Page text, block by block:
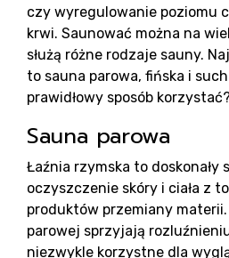
czy wyregulowanie poziomu
krwi. Saunować można na
służą różne rodzaje sauny.
to sauna parowa, fińska i
prawidłowy sposób korzystać?
Sauna parowa
Łaźnia rzymska to doskonały
oczyszczenie skóry i ciała z
produktów przemiany
parowej sprzyjają
niezwykle korzystne dla